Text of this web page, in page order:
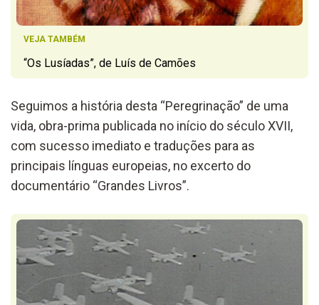
VEJA TAMBÉM
“Os Lusíadas”, de Luís de Camões
Seguimos a história desta “Peregrinação” de uma
vida, obra-prima publicada no início do século XVII,
com sucesso imediato e traduções para as
principais línguas europeias, no excerto do
documentário “Grandes Livros”.